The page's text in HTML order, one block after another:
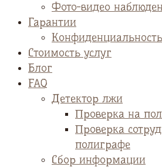
Фото-видео
Гарантии
Стоимость услуг
Блог
FAQ
Детектор лжи
Проверка на
Проверка
полиграфе
Сбор информации